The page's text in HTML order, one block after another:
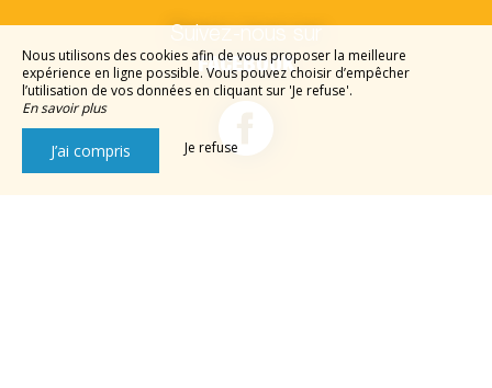
FACEBOOK
Nous utilisons des cookies afin de vous proposer la meilleure
expérience en ligne possible. Vous pouvez choisir d’empêcher
l’utilisation de vos données en cliquant sur 'Je refuse'.
En savoir plus
J’ai compris Je refuse